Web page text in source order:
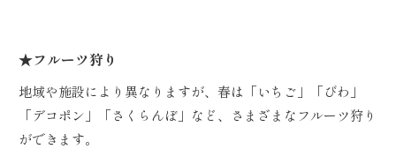
★フルーツ狩り
地域や施設により異なりますが、春は「いちご」「びわ」
「デコポン」「さくらんぼ」など、さまざまなフルーツ狩り
ができます。